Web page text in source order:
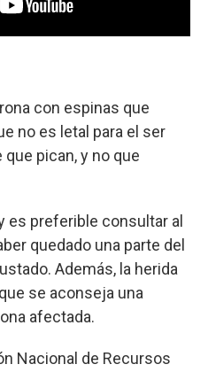
con espinas que
no es letal para el ser
pican, y no que
es preferible consultar al
quedado una parte del
Además, la herida
se aconseja una
afectada.
Nacional de Recursos